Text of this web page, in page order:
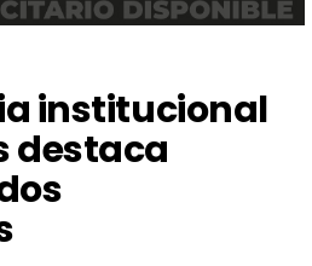
institucional
destaca